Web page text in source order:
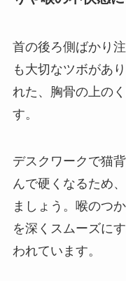
首の後ろ側ばかり
も大切なツボがあ
れた、胸骨の上の
す。
デスクワークで猫
んで硬くなるため
ましょう。喉のつ
を深くスムーズに
われています。